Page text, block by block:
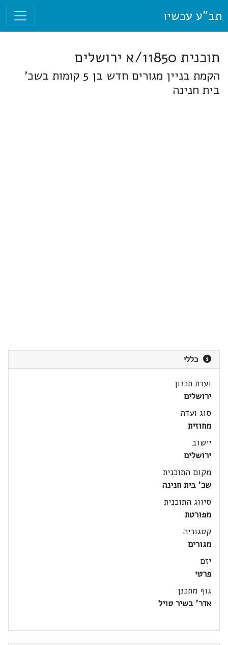
תב"ע עכשיו
תוכנית 11850/א ירושלים
הקמת בניין מגורים חדש בן 5 קומות בשכ'
בית חנינה
כללי
ועדת תכנון
ירושלים
סוג ועדה
מחוזית
יישוב
ירושלים
מקום התוכנית
שכ' בית חנינה
סיווג התוכנית
מפורטת
קטגוריה
מגורים
יזם
פרטי
גוף מתכנן
אדר' בשיר טויל